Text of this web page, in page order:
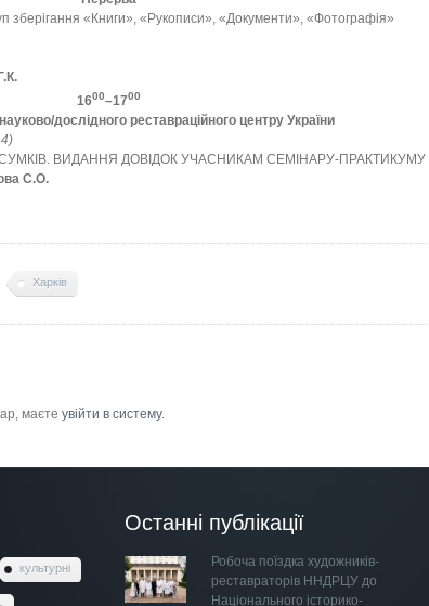
зберігання «Книги», «Рукописи», «Документи», «Фотографія»
1600–1700
дослідного реставраційного центру України
ВИДАННЯ ДОВІДОК УЧАСНИКАМ СЕМІНАРУ-ПРАКТИКУМУ
С.О.
Харків
маєте увійти в систему.
культурні
Останні публікації
Робоча поїздка художників-
реставраторів ННДРЦУ до
Національного історико-